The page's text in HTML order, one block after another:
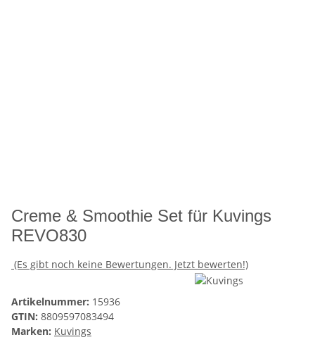
Creme & Smoothie Set für Kuvings
REVO830
(Es gibt noch keine Bewertungen. Jetzt bewerten!)
Artikelnummer: 15936
GTIN: 8809597083494
Marken: Kuvings